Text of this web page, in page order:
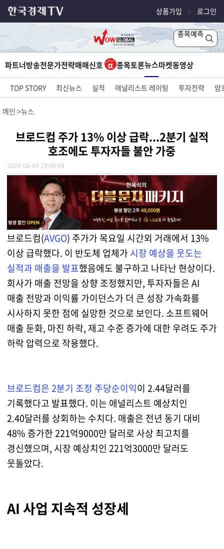
상품가입 로그인
종목예측
파트너방송전문가전략매매신호 종목토론뉴스마켓동영상
TOP STORY 최신뉴스 실적 애널리스트 레이팅 투자전략 암
메인 뉴스
브로드컴 주가 13% 이상 급락...2분기 실적
호조에도 투자자들 불안 가중
2026-06-04 19:46:48
브로드컴(AVGO) 주가가 목요일 시간외 거래에서 13%
이상 급락했다. 이 반도체 업체가 시장 예상을 웃도는
실적과 매출을 발표했음에도 불구하고 나타난 현상이다.
회사가 매출 전망을 상향 조정했지만, 투자자들은 AI
매출 전망과 이익률 가이던스가 더 큰 성장 가속화를
시사하지 못한 점에 실망한 것으로 보인다. 소프트웨어
매출 둔화, 마진 하락, 재고 수준 증가에 대한 우려도 주가
하락 압력으로 작용했다.
브로드컴은 2분기 조정 주당순이익이 2.44달러를
기록했다고 발표했다. 이는 애널리스트 예상치인
2.40달러를 상회하는 수치다. 매출은 전년 동기 대비
48% 증가한 221억9000만 달러로 사상 최고치를
경신했으며, 시장 예상치인 221억3000만 달러도
웃돌았다.
AI 사업 지속적 성장세